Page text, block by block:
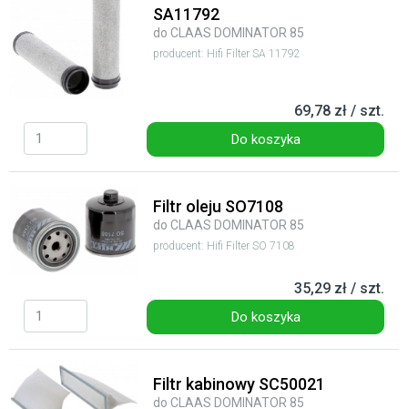
SA11792
do CLAAS DOMINATOR 85
producent: Hifi Filter SA 11792
69,78 zł / szt.
Do koszyka
Filtr oleju SO7108
do CLAAS DOMINATOR 85
producent: Hifi Filter SO 7108
35,29 zł / szt.
Do koszyka
Filtr kabinowy SC50021
do CLAAS DOMINATOR 85